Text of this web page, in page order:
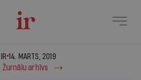
2019
IR 14. MARTS, 2019
Žurnālu arhīvs